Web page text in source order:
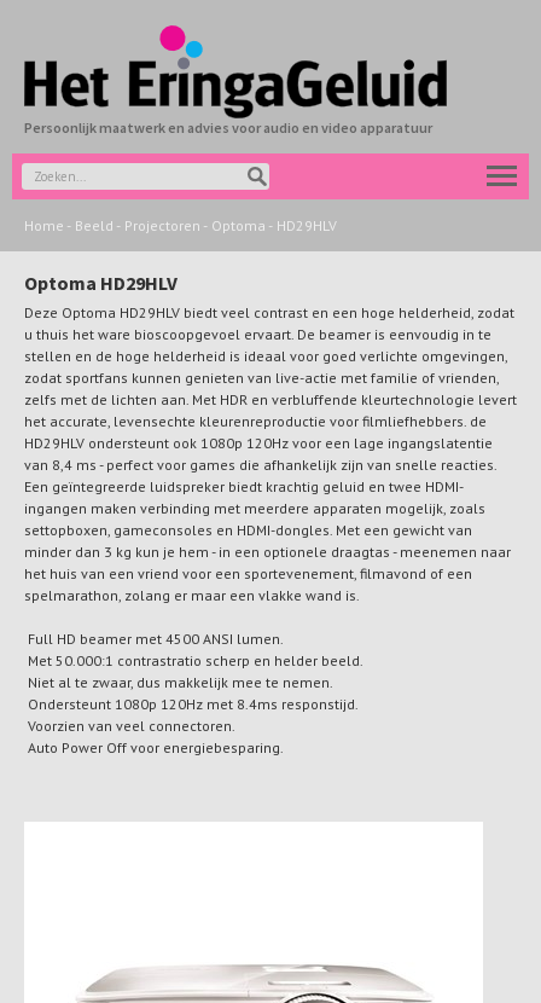
Persoonlijk maatwerk en advies voor audio en video apparatuur
Home - Beeld - Projectoren - Optoma - HD29HLV
Optoma HD29HLV
Deze Optoma HD29HLV biedt veel contrast en een hoge helderheid, zodat
u thuis het ware bioscoopgevoel ervaart. De beamer is eenvoudig in te
stellen en de hoge helderheid is ideaal voor goed verlichte omgevingen,
zodat sportfans kunnen genieten van live-actie met familie of vrienden,
zelfs met de lichten aan. Met HDR en verbluffende kleurtechnologie levert
het accurate, levensechte kleurenreproductie voor filmliefhebbers. de
HD29HLV ondersteunt ook 1080p 120Hz voor een lage ingangslatentie
van 8,4 ms - perfect voor games die afhankelijk zijn van snelle reacties.
Een geïntegreerde luidspreker biedt krachtig geluid en twee HDMI-
ingangen maken verbinding met meerdere apparaten mogelijk, zoals
settopboxen, gameconsoles en HDMI-dongles. Met een gewicht van
minder dan 3 kg kun je hem - in een optionele draagtas - meenemen naar
het huis van een vriend voor een sportevenement, filmavond of een
spelmarathon, zolang er maar een vlakke wand is.
Full HD beamer met 4500 ANSI lumen.
Met 50.000:1 contrastratio scherp en helder beeld.
Niet al te zwaar, dus makkelijk mee te nemen.
Ondersteunt 1080p 120Hz met 8.4ms responstijd.
Voorzien van veel connectoren.
Auto Power Off voor energiebesparing.